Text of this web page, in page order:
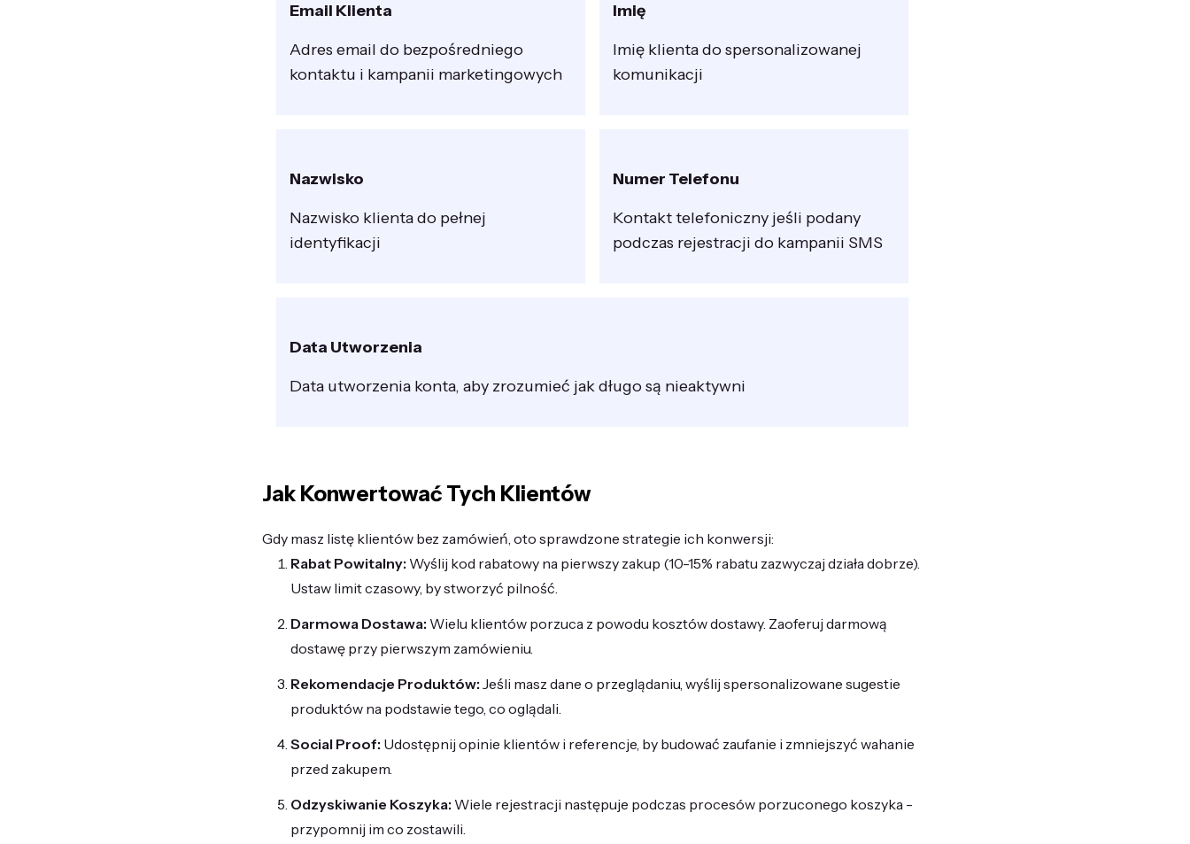
Email Klienta
Adres email do bezpośredniego
kontaktu i kampanii marketingowych
Imię
Imię klienta do spersonalizowanej
komunikacji
Nazwisko
Nazwisko klienta do pełnej
identyfikacji
Numer Telefonu
Kontakt telefoniczny jeśli podany
podczas rejestracji do kampanii SMS
Data Utworzenia
Data utworzenia konta, aby zrozumieć jak długo są nieaktywni
Jak Konwertować Tych Klientów
Gdy masz listę klientów bez zamówień, oto sprawdzone strategie ich konwersji:
Rabat Powitalny: Wyślij kod rabatowy na pierwszy zakup (10-15% rabatu zazwyczaj działa dobrze).
Ustaw limit czasowy, by stworzyć pilność.
Darmowa Dostawa: Wielu klientów porzuca z powodu kosztów dostawy. Zaoferuj darmową
dostawę przy pierwszym zamówieniu.
Rekomendacje Produktów: Jeśli masz dane o przeglądaniu, wyślij spersonalizowane sugestie
produktów na podstawie tego, co oglądali.
Social Proof: Udostępnij opinie klientów i referencje, by budować zaufanie i zmniejszyć wahanie
przed zakupem.
Odzyskiwanie Koszyka: Wiele rejestracji następuje podczas procesów porzuconego koszyka -
przypomnij im co zostawili.